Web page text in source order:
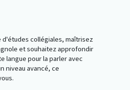
collégiales, maîtrisez
et souhaitez approfondir
langue pour la parler avec
niveau avancé, ce